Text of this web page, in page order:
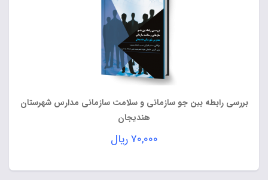
بررسی رابطه بین جو سازمانی و سلامت سازمانی مدارس شهرستان
هندیجان
۷۰,۰۰۰ریال